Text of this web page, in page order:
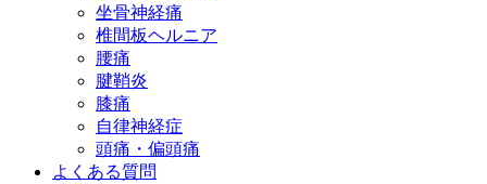
坐骨神経痛
椎間板ヘルニア
腰痛
腱鞘炎
膝痛
自律神経症
頭痛・偏頭痛
よくある質問